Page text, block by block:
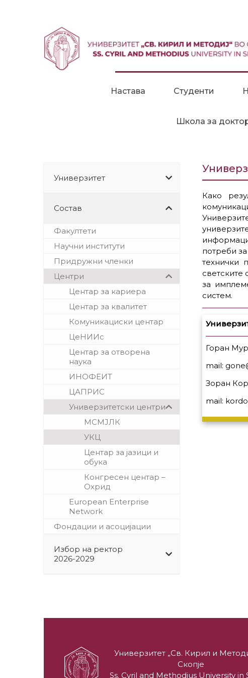
Настава Студенти
Школа за
Универзитет
Состав
Факултети
Научни институти
Придружни членки
Центри
Центар за кариера
Центар за квалитет
Комуникациски центар
ЦеНИИс
Центар за отворена
наука
ИНОФЕИТ
ЦАПРИС
Универзитетски центри
МСМЈЛК
УКЦ
Центар за јазици и
обука
Конгресен центар –
Охрид
European Enterprise
Network
Фондации и асоцијации
Избор на ректор
2026-2029
Како
потреби
технички
светските
за
систем.
Горан
mail:
Зоран
mail:
Универзитет „Св. Кирил и
Скопје
Ss. Cyril and Methodius University in